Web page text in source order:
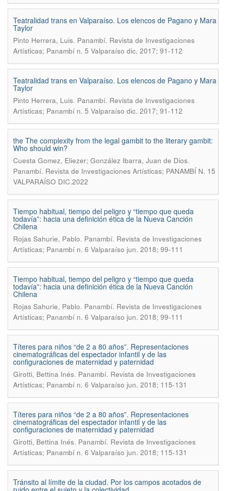
Teatralidad trans en Valparaíso. Los elencos de Pagano y Mara
Taylor
Pinto Herrera, Luis. Panambí. Revista de Investigaciones
Artísticas; Panambí n. 5 Valparaíso dic. 2017; 91-112
Teatralidad trans en Valparaíso. Los elencos de Pagano y Mara
Taylor
Pinto Herrera, Luis. Panambí. Revista de Investigaciones
Artísticas; Panambí n. 5 Valparaíso dic. 2017; 91-112
the The complexity from the legal gambit to the literary gambit:
Who should win?
Cuesta Gomez, Eliezer; González Ibarra, Juan de Dios.
Panambí. Revista de Investigaciones Artísticas; PANAMBÍ N. 15
VALPARAÍSO DIC.2022
Tiempo habitual, tiempo del peligro y “tiempo que queda
todavía”: hacia una definición ética de la Nueva Canción
Chilena
Rojas Sahurie, Pablo. Panambí. Revista de Investigaciones
Artísticas; Panambí n. 6 Valparaíso jun. 2018; 99-111
Tiempo habitual, tiempo del peligro y “tiempo que queda
todavía”: hacia una definición ética de la Nueva Canción
Chilena
Rojas Sahurie, Pablo. Panambí. Revista de Investigaciones
Artísticas; Panambí n. 6 Valparaíso jun. 2018; 99-111
Títeres para niños “de 2 a 80 años”. Representaciones
cinematográficas del espectador infantil y de las
configuraciones de maternidad y paternidad
Girotti, Bettina Inés. Panambí. Revista de Investigaciones
Artísticas; Panambí n. 6 Valparaíso jun. 2018; 115-131
Títeres para niños “de 2 a 80 años”. Representaciones
cinematográficas del espectador infantil y de las
configuraciones de maternidad y paternidad
Girotti, Bettina Inés. Panambí. Revista de Investigaciones
Artísticas; Panambí n. 6 Valparaíso jun. 2018; 115-131
Tránsito al límite de la ciudad. Por los campos acotados de